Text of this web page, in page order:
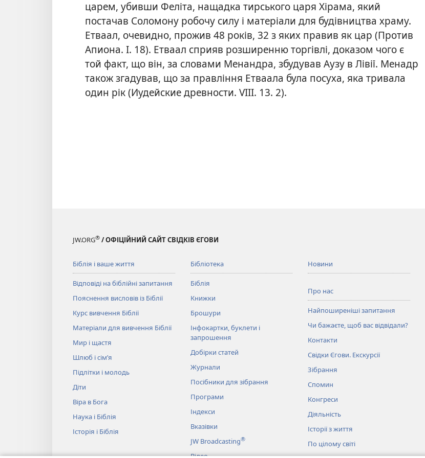
царем, убивши Феліта, нащадка тирського царя Хірама, який
постачав Соломону робочу силу і матеріали для будівництва храму.
Етваал, очевидно, прожив 48 років, 32 з яких правив як цар (Против
Апиона. I. 18). Етваал сприяв розширенню торгівлі, доказом чого є
той факт, що він, за словами Менандра, збудував Аузу в Лівії. Менадр
також згадував, що за правління Етваала була посуха, яка тривала
один рік (Иудейские древности. VIII. 13. 2).
JW.ORG® / ОФІЦІЙНИЙ САЙТ СВІДКІВ ЄГОВИ
Біблія і ваше життя
Відповіді на біблійні запитання
Пояснення висловів із Біблії
Курс вивчення Біблії
Матеріали для вивчення Біблії
Мир і щастя
Шлюб і сім’я
Підлітки і молодь
Діти
Віра в Бога
Наука і Біблія
Історія і Біблія
Бібліотека
Біблія
Книжки
Брошури
Інфокартки, буклети і
запрошення
Добірки статей
Журнали
Посібники для зібрання
Програми
Індекси
Вказівки
JW Broadcasting®
Відео
Новини
Про нас
Найпоширеніші запитання
Чи бажаєте, щоб вас відвідали?
Контакти
Свідки Єгови. Екскурсії
Зібрання
Спомин
Конгреси
Діяльність
Історії з життя
По цілому світі